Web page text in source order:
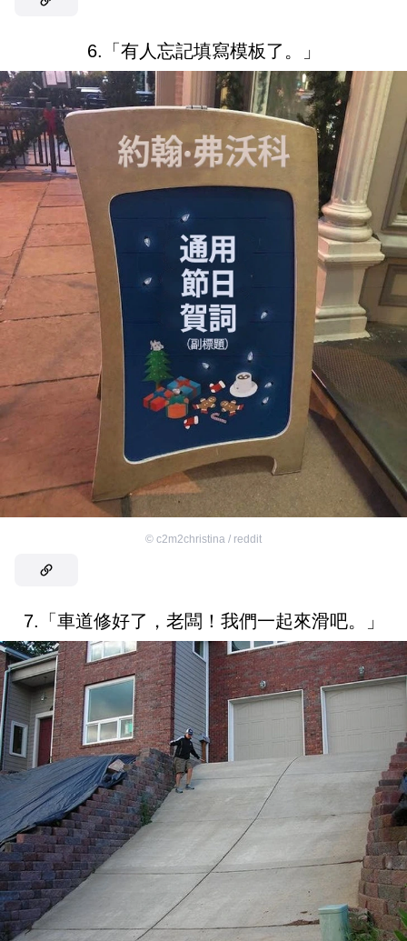
6.「有人忘記填寫模板了。」
© c2m2christina / reddit
7.「車道修好了，老闆！我們一起來滑吧。」